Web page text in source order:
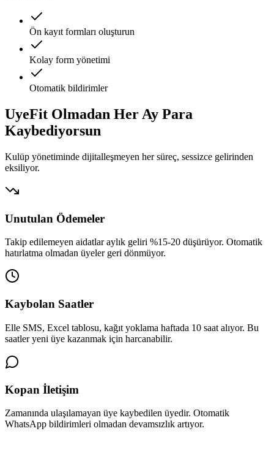
Ön kayıt formları oluşturun
Kolay form yönetimi
Otomatik bildirimler
UyeFit Olmadan Her Ay Para
Kaybediyorsun
Kulüp yönetiminde dijitalleşmeyen her süreç, sessizce gelirinden
eksiliyor.
Unutulan Ödemeler
Takip edilemeyen aidatlar aylık geliri %15-20 düşürüyor. Otomatik
hatırlatma olmadan üyeler geri dönmüyor.
Kaybolan Saatler
Elle SMS, Excel tablosu, kağıt yoklama haftada 10 saat alıyor. Bu
saatler yeni üye kazanmak için harcanabilir.
Kopan İletişim
Zamanında ulaşılamayan üye kaybedilen üyedir. Otomatik
WhatsApp bildirimleri olmadan devamsızlık artıyor.